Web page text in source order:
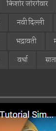
किशोर जोरगेवार
नवी दिल्ली
भद्रावती
वर्धा